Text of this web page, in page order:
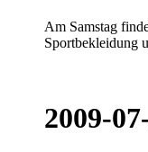
Am Samstag
Sportbekleidung
2009-